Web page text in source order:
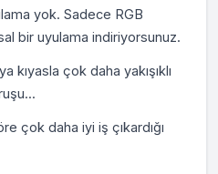
yok. Sadece RGB
bir uyulama indiriyorsunuz.
kıyasla çok daha yakışıklı
çok daha iyi iş çıkardığı